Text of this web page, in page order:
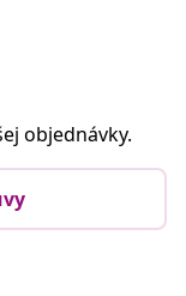
objednávky.